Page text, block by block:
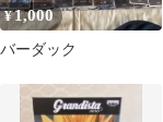
¥1,000
バーダック